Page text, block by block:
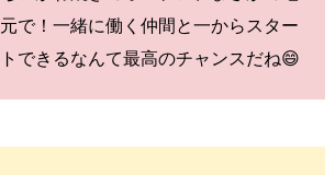
元で！一緒に働く仲間と一からスター
トできるなんて最高のチャンスだね😄